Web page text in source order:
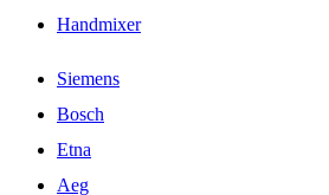
Handmixer
Siemens
Bosch
Etna
Aeg